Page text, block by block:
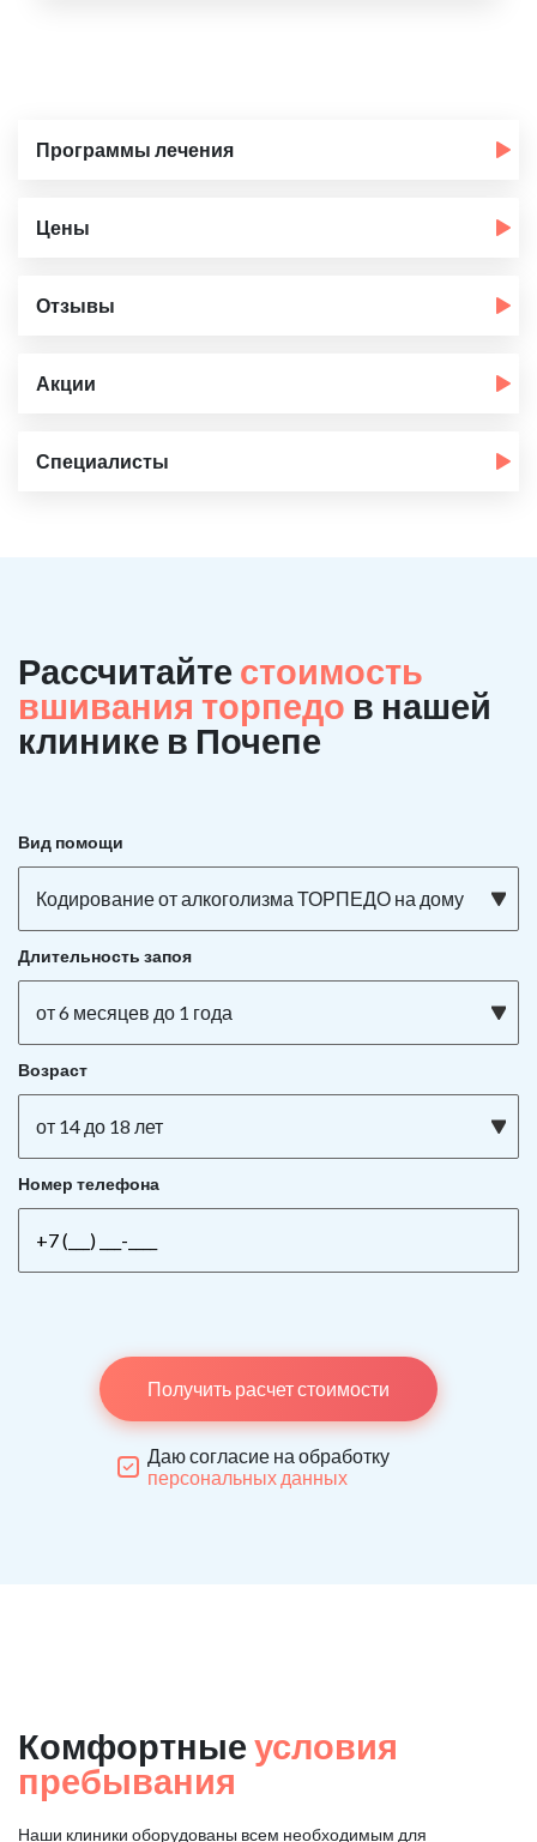
Программы лечения
Цены
Отзывы
Акции
Специалисты
Рассчитайте стоимость
вшивания торпедо в нашей
клинике в Почепе
Вид помощи
Кодирование от алкоголизма ТОРПЕДО на дому
Длительность запоя
от 6 месяцев до 1 года
Возраст
от 14 до 18 лет
Номер телефона
Получить расчет стоимости
Даю согласие на обработку
персональных данных
Комфортные условия
пребывания
Наши клиники оборудованы всем необходимым для